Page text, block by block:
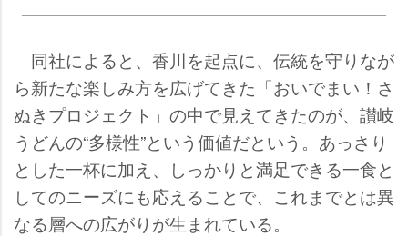
同社によると、香川を起点に、伝統を守りなが
ら新たな楽しみ方を広げてきた「おいでまい！さ
ぬきプロジェクト」の中で見えてきたのが、讃岐
うどんの“多様性”という価値だという。あっさり
とした一杯に加え、しっかりと満足できる一食と
してのニーズにも応えることで、これまでとは異
なる層への広がりが生まれている。